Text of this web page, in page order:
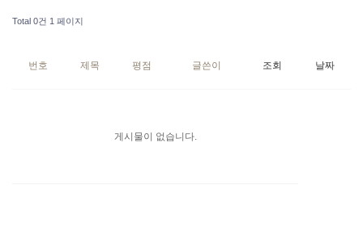
Total 0건 1 페이지
번호 제목 평점 글쓴이 조회 날짜
게시물이 없습니다.